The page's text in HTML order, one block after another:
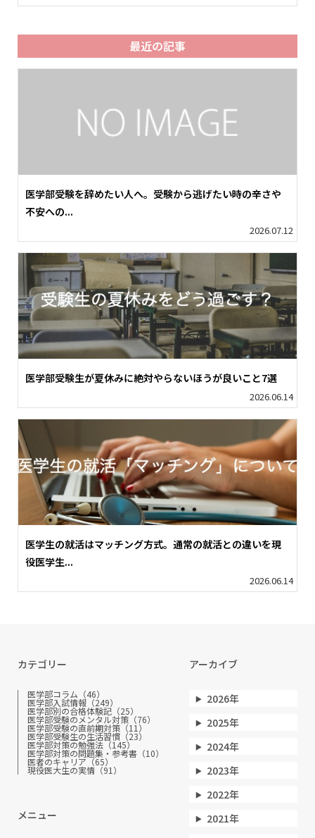
最近の記事
医学部受験を辞めたい人へ。受験から逃げたい時の辛さや
不安への...
2026.07.12
医学部受験生が夏休みに絶対やらないほうが良いこと7選
2026.06.14
医学生の就活はマッチング方式。通常の就活との違いを現
役医学生...
2026.06.14
カテゴリー
医学部コラム（46）
医学部入試情報（249）
医学部別の合格体験記（25）
医学部受験のメンタル対策（76）
医学部受験の直前期対策（11）
医学部受験生の生活習慣（23）
医学部対策の勉強法（145）
医学部対策の問題集・参考書（10）
医者のキャリア（65）
現役医大生の実情（91）
メニュー
アーカイブ
2026年
2025年
2024年
2023年
2022年
2021年